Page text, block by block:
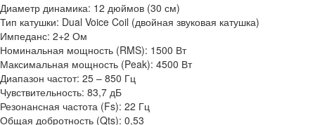
Диаметр динамика: 12 дюймов (30 см)
Тип катушки: Dual Voice Coil (двойная звуковая катушка)
Импеданс: 2+2 Ом
Номинальная мощность (RMS): 1500 Вт
Максимальная мощность (Peak): 4500 Вт
Диапазон частот: 25 – 850 Гц
Чувствительность: 83,7 дБ
Резонансная частота (Fs): 22 Гц
Общая добротность (Qts): 0,53